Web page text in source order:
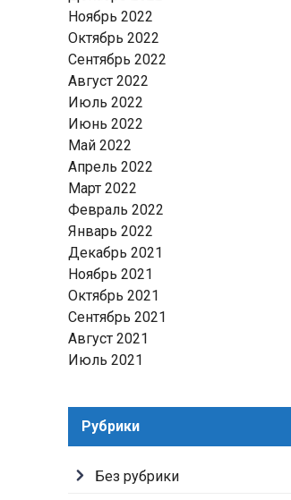
Ноябрь 2022
Октябрь 2022
Сентябрь 2022
Август 2022
Июль 2022
Июнь 2022
Май 2022
Апрель 2022
Март 2022
Февраль 2022
Январь 2022
Декабрь 2021
Ноябрь 2021
Октябрь 2021
Сентябрь 2021
Август 2021
Июль 2021
Рубрики
Без рубрики